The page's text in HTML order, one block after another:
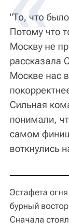
"То, что
Потому что
Москву не
рассказала
Москве нас
Сильная
понимали,
самом
воткнулись
Эстафета
бурный
Сначала